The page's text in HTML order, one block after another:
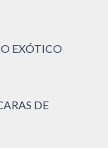
EXÓTICO
DE